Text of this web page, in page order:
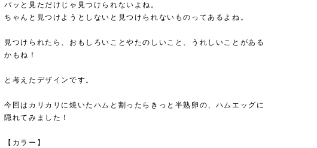
パッと見ただけじゃ見つけられないよね。
ちゃんと見つけようとしないと見つけられないものってあるよね。
見つけられたら、おもしろいことやたのしいこと、うれしいことがある
かもね！
と考えたデザインです。
今回はカリカリに焼いたハムと割ったらきっと半熟卵の、ハムエッグに
隠れてみました！
【カラー】